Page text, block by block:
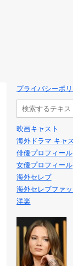
プライバシーポ
映画キャスト
海外ドラマ キャ
俳優プロフィール
女優プロフィール
海外セレブ
海外セレブファ
洋楽